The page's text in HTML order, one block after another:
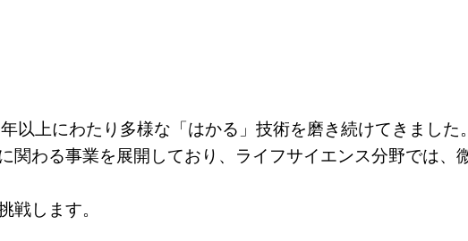
以上にわたり多様な「はかる」技術を磨き続けてきました。
関わる事業を展開しており、ライフサイエンス分野では、
戦します。